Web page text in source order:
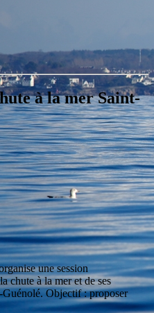
à la mer Saint-
une session
chute à la mer et de ses
Objectif : proposer